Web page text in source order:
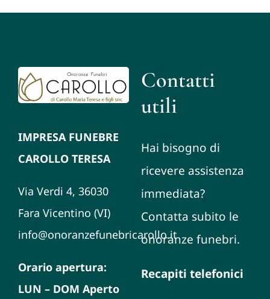
IMPRESA FUNEBRE
CAROLLO TERESA
Via Verdi 4, 36030
Fara Vicentino (VI)
info@onoranzefunebricarollo.it
Orario apertura:
LUN – DOM Aperto
Contatti
utili
Hai bisogno di
ricevere assistenza
immediata?
Contatta subito le
onoranze funebri.
Recapiti telefonici